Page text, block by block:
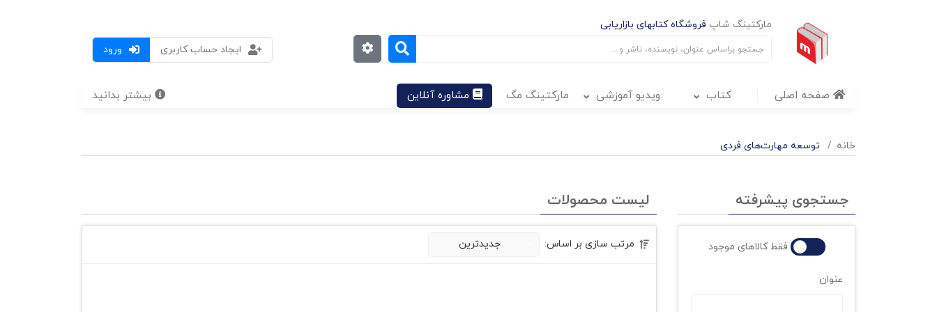
مارکتینگ شاپ فروشگاه کتابهای بازاریابی
ورود
ایجاد حساب کاربری
صفحه اصلی کتاب ویدیو آموزشی مارکتینگ مگ مشاوره آنلاین بیشتر بدانید
خانه توسعه مهارت‌های فردی
جستجوی پیشرفته
فقط کالاهای موجود
عنوان
لیست محصولات
مرتب سازی بر اساس: جدیدترین